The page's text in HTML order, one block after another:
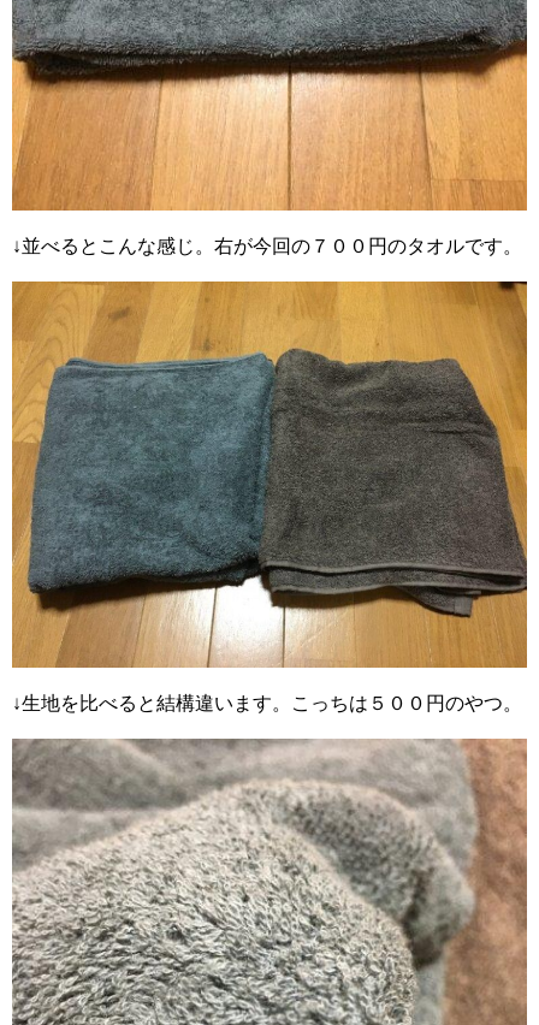
↓並べるとこんな感じ。右が今回の７００円のタオルです。
↓生地を比べると結構違います。こっちは５００円のやつ。